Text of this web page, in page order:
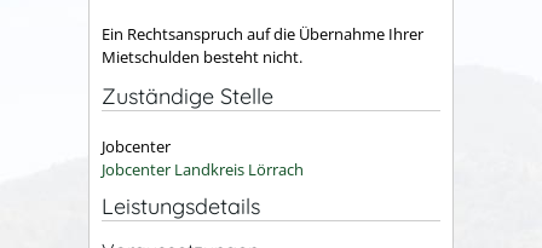
Ein Rechtsanspruch auf die Übernahme Ihrer
Mietschulden besteht nicht.
Zuständige Stelle
Jobcenter
Jobcenter Landkreis Lörrach
Leistungsdetails